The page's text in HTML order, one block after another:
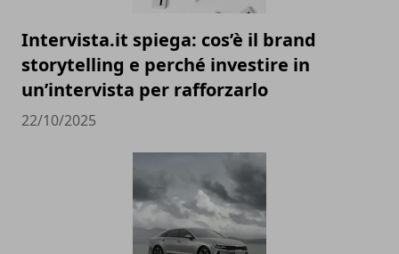
Intervista.it spiega: cos’è il brand
storytelling e perché investire in
un’intervista per rafforzarlo
22/10/2025